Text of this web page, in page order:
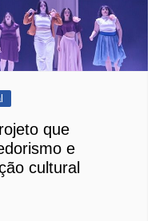
que
e
cultural